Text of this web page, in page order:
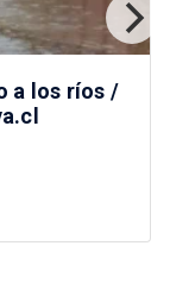
a los ríos /